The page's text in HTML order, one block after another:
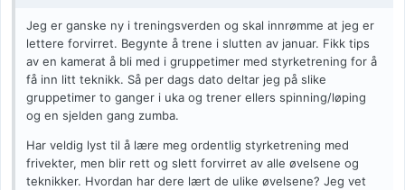
Jeg er ganske ny i treningsverden og skal innrømme at jeg er
lettere forvirret. Begynte å trene i slutten av januar. Fikk tips
av en kamerat å bli med i gruppetimer med styrketrening for å
få inn litt teknikk. Så per dags dato deltar jeg på slike
gruppetimer to ganger i uka og trener ellers spinning/løping
og en sjelden gang zumba.
Har veldig lyst til å lære meg ordentlig styrketrening med
frivekter, men blir rett og slett forvirret av alle øvelsene og
teknikker. Hvordan har dere lært de ulike øvelsene? Jeg vet